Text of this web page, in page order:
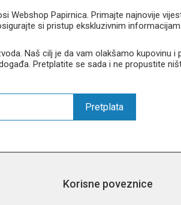
Papirnica. Primajte najnovije
si pristup ekskluzivnim
Naš cilj je da vam olakšamo kupovinu
Pretplatite se sada i ne propustite
Pretplata
Korisne poveznice